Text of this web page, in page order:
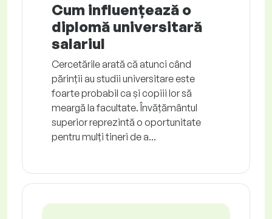
Cum influențează o
diplomă universitară
salariul
Cercetările arată că atunci când
părinții au studii universitare este
foarte probabil ca și copiii lor să
meargă la facultate. Învățământul
superior reprezintă o oportunitate
pentru mulți tineri de a...